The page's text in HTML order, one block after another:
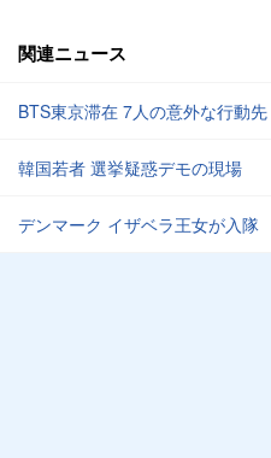
関連ニュース
BTS東京滞在 7人の意外な行動先
韓国若者 選挙疑惑デモの現場
デンマーク イザベラ王女が入隊